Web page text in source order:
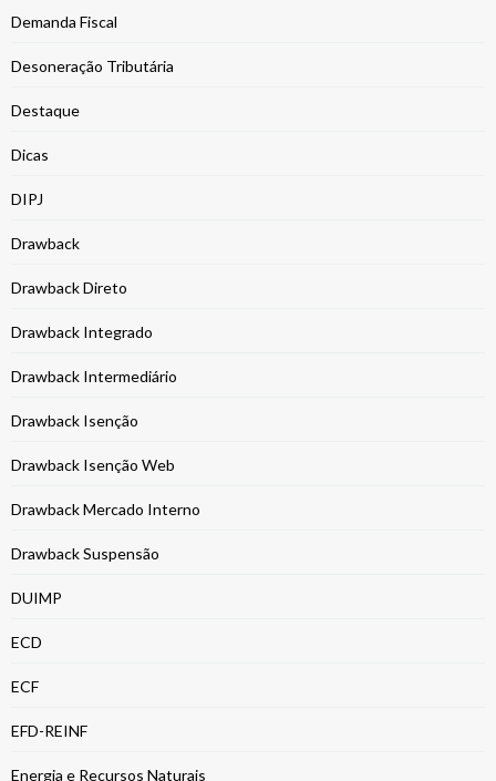
Demanda Fiscal
Desoneração Tributária
Destaque
Dicas
DIPJ
Drawback
Drawback Direto
Drawback Integrado
Drawback Intermediário
Drawback Isenção
Drawback Isenção Web
Drawback Mercado Interno
Drawback Suspensão
DUIMP
ECD
ECF
EFD-REINF
Energia e Recursos Naturais